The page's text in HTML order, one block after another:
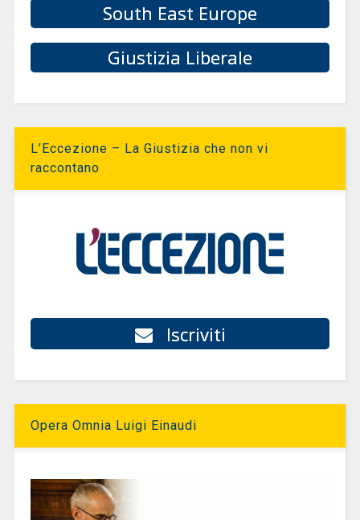
South East Europe
Giustizia Liberale
L’Eccezione – La Giustizia che non vi
raccontano
Iscriviti
Opera Omnia Luigi Einaudi